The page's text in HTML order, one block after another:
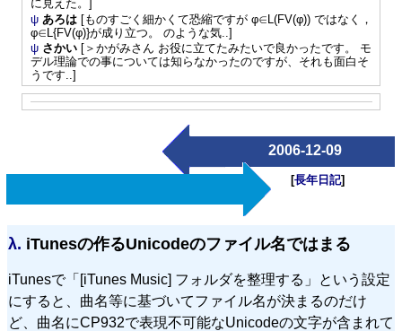
に見えた。]
ψ あろは[ものすごく細かくて恐縮ですが φ∈L(FV(φ)) ではなく，
φ∈L{FV(φ)}が成り立つ。 のような気..]
ψ さかい[＞かがみさん お役に立てたみたいで良かったです。 モ
デル理論での事については知らなかったのですが、それも面白そ
うです..]
2006-12-09
[長年日記]
λ. iTunesの作るUnicodeのファイル名ではまる
iTunesで「[iTunes Music] フォルダを整理する」という設定
にすると、曲名等に基づいてファイル名が決まるのだけ
ど、曲名にCP932で表現不可能なUnicodeの文字が含まれて